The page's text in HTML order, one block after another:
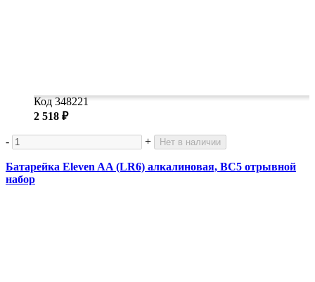
Код 348221
2 518 ₽
- + Нет в наличии
Батарейка Eleven AA (LR6) алкалиновая, BC5 отрывной
набор